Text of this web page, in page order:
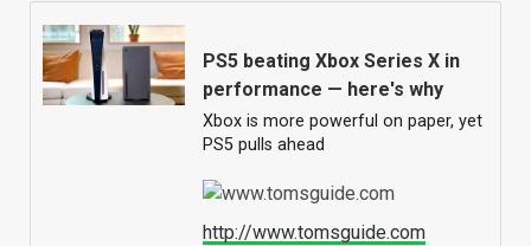
PS5 beating Xbox Series X in
performance — here's why
Xbox is more powerful on paper, yet
PS5 pulls ahead
http://www.tomsguide.com